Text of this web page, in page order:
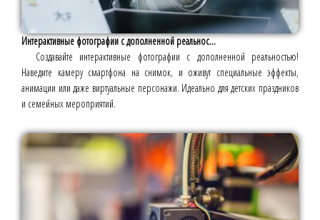
Интерактивные фотографии с дополненной реальнос...
Создавайте интерактивные фотографии с дополненной реальностью!
Наведите камеру смартфона на снимок, и оживут специальные эффекты,
анимации или даже виртуальные персонажи. Идеально для детских праздников
и семейных мероприятий.